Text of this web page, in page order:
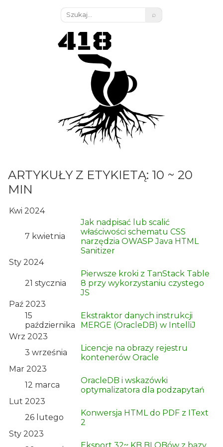
⌕
ARTYKUŁY Z ETYKIETĄ: 10 ~ 20
MIN
Kwi 2024
7 kwietnia
Jak nadpisać lub scalić
właściwości schematu CSS
narzędzia OWASP Java HTML
Sanitizer
Sty 2024
21 stycznia
Pierwsze kroki z TanStack Table
8 przy wykorzystaniu czystego
JS
Paź 2023
15
października
Ekstraktor danych instrukcji
MERGE (OracleDB) w IntelliJ
Wrz 2023
3 września
Licencje na obrazy rejestru
kontenerów Oracle
Mar 2023
12 marca
OracleDB i wskazówki
optymalizatora dla podzapytań
Lut 2023
26 lutego
Konwersja HTML do PDF z IText
2
Sty 2023